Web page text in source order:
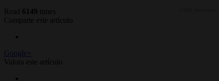
Read 6149 times
Comparte este artículo
Google+
Valora este artículo